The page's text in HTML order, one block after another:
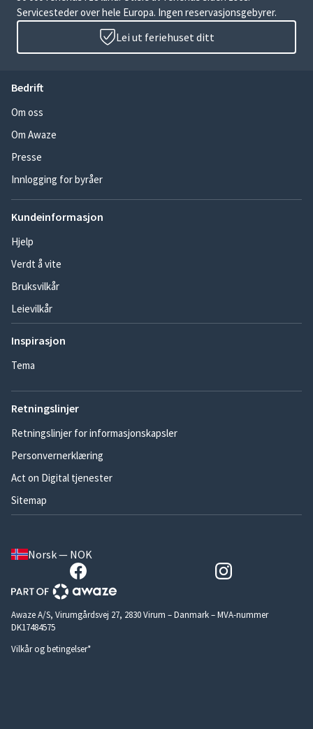
Servicesteder over hele Europa. Ingen reservasjonsgebyrer.
Lei ut feriehuset ditt
Bedrift
Om oss
Om Awaze
Presse
Innlogging for byråer
Kundeinformasjon
Hjelp
Verdt å vite
Bruksvilkår
Leievilkår
Inspirasjon
Tema
Retningslinjer
Retningslinjer for informasjonskapsler
Personvernerklæring
Act on Digital tjenester
Sitemap
Norsk — NOK
Awaze A/S, Virumgårdsvej 27, 2830 Virum – Danmark – MVA-nummer
DK17484575
Vilkår og betingelser*